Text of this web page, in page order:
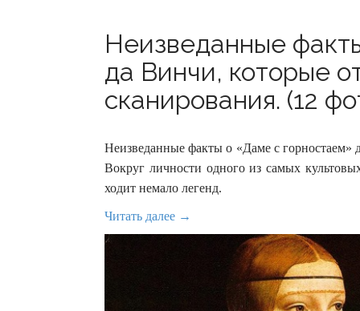
Неизведанные
да Винчи, которые
сканирования. (12
Неизведанные факты о «Даме с горностаем»
Вокруг личности одного из самых
ходит немало легенд.
Читать далее →